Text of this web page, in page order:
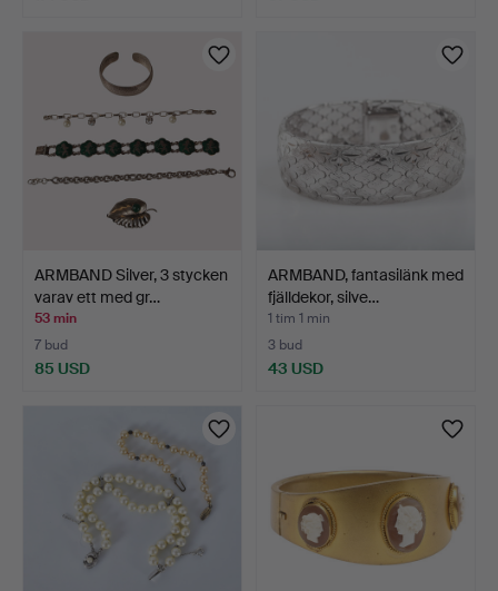
ARMBAND Silver, 3 stycken
varav ett med gr…
53 min
7 bud
85 USD
ARMBAND, fantasilänk med
fjälldekor, silve…
1 tim 1 min
3 bud
43 USD